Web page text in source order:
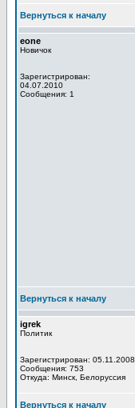
Вернуться к началу
eone
Новичок
Зарегистрирован:
04.07.2010
Сообщения: 1
Вернуться к началу
igrek
Политик
Зарегистрирован: 05.11.2008
Сообщения: 753
Откуда: Минск, Белоруссия
Вернуться к началу